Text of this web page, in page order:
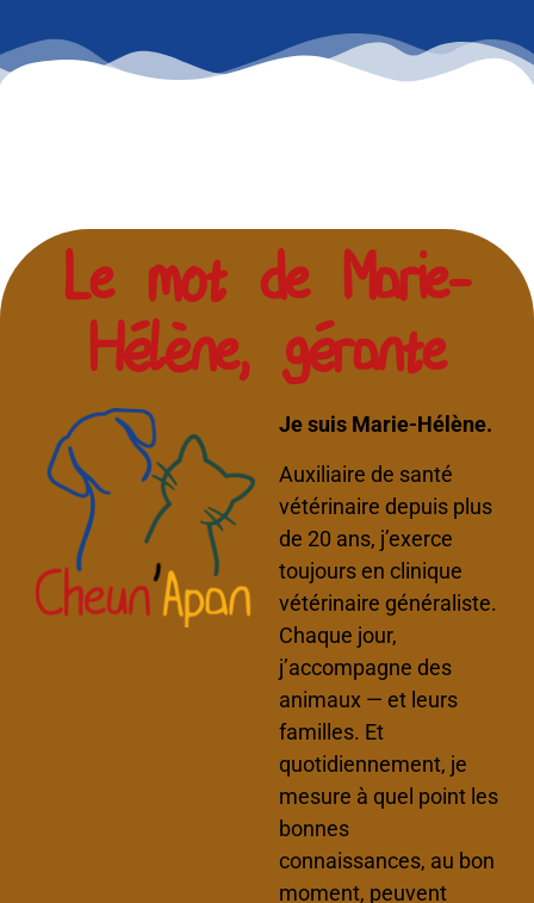
Le mot de Marie-
Hélène, gérante
Je suis Marie-Hélène.
Auxiliaire de santé
vétérinaire depuis plus
de 20 ans, j’exerce
toujours en clinique
vétérinaire généraliste.
Chaque jour,
j’accompagne des
animaux — et leurs
familles. Et
quotidiennement, je
mesure à quel point les
bonnes
connaissances, au bon
moment, peuvent